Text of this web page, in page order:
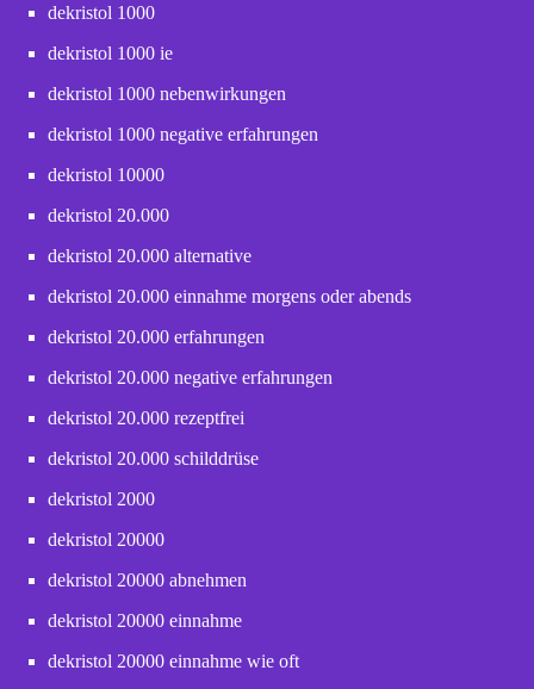
dekristol 1000
dekristol 1000 ie
dekristol 1000 nebenwirkungen
dekristol 1000 negative erfahrungen
dekristol 10000
dekristol 20.000
dekristol 20.000 alternative
dekristol 20.000 einnahme morgens oder abends
dekristol 20.000 erfahrungen
dekristol 20.000 negative erfahrungen
dekristol 20.000 rezeptfrei
dekristol 20.000 schilddrüse
dekristol 2000
dekristol 20000
dekristol 20000 abnehmen
dekristol 20000 einnahme
dekristol 20000 einnahme wie oft